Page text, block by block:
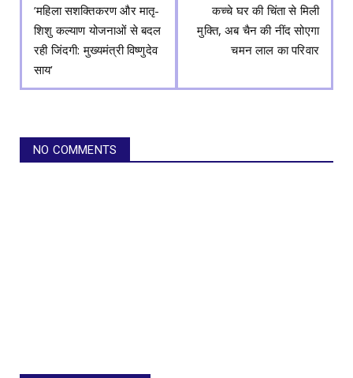
’महिला सशक्तिकरण और मातृ-
शिशु कल्याण योजनाओं से बदल
रही जिंदगी: मुख्यमंत्री विष्णुदेव
साय’
कच्चे घर की चिंता से मिली
मुक्ति, अब चैन की नींद सोएगा
चमन लाल का परिवार
NO COMMENTS